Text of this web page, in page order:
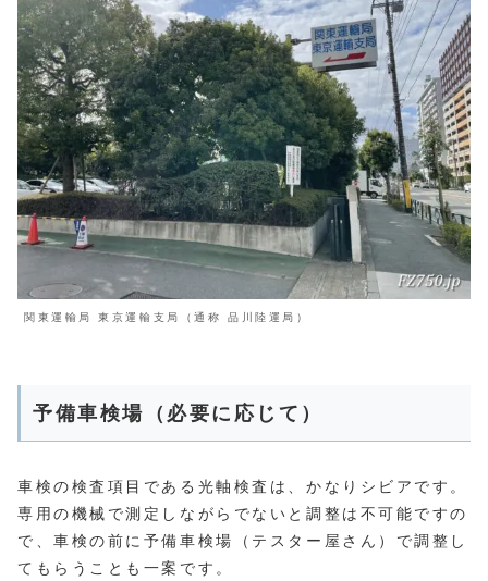
関東運輸局 東京運輸支局（通称 品川陸運局）
予備車検場（必要に応じて）
車検の検査項目である光軸検査は、かなりシビアです。
専用の機械で測定しながらでないと調整は不可能ですの
で、車検の前に予備車検場（テスター屋さん）で調整し
てもらうことも一案です。